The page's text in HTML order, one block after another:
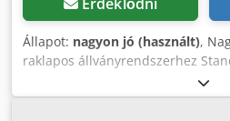
Állapot: nagyon jó (használt),
raklapos állványrendszerhez
(1,20 m) esetén a 10,3 m magas
szerelhetők tartógerendák. A